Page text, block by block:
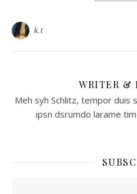
k.t
WRITER &
Meh syh Schlitz, tempor duis
ipsn dsrumdo larame